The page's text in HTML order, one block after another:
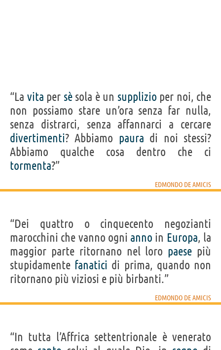
“La vita per sèsola è un supplizio per noi, che
non possiamo stare un’ora senza far nulla,
senza distrarci, senza affannarci a cercare
divertimenti? Abbiamo paura di noi stessi?
Abbiamo qualche cosa dentro che ci
tormenta?”
EDMONDO DE AMICIS
“Dei quattro o cinquecento negozianti
marocchini che vanno ogni anno in Europa, la
maggior parte ritornano nel loro paese più
stupidamente fanatici di prima, quando non
ritornano più viziosi e più birbanti.”
EDMONDO DE AMICIS
“In tutta l’Affrica settentrionale è venerato